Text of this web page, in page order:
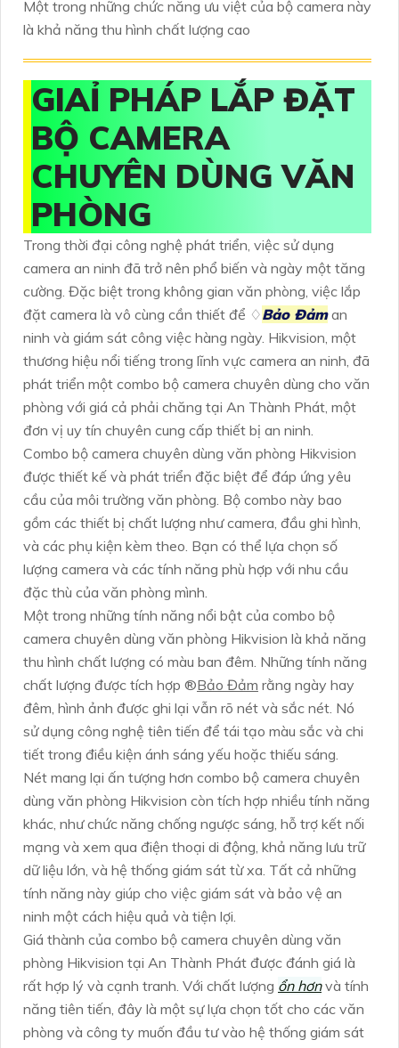
Một trong những chức năng ưu việt của bộ camera này
là khả năng thu hình chất lượng cao
GIAỈ PHÁP LẮP ĐẶT
BỘ CAMERA
CHUYÊN DÙNG VĂN
PHÒNG
Trong thời đại công nghệ phát triển, việc sử dụng
camera an ninh đã trở nên phổ biến và ngày một tăng
cường. Đặc biệt trong không gian văn phòng, việc lắp
đặt camera là vô cùng cần thiết để ♢Bảo Đảman
ninh và giám sát công việc hàng ngày. Hikvision, một
thương hiệu nổi tiếng trong lĩnh vực camera an ninh, đã
phát triển một combo bộ camera chuyên dùng cho văn
phòng với giá cả phải chăng tại An Thành Phát, một
đơn vị uy tín chuyên cung cấp thiết bị an ninh.
Combo bộ camera chuyên dùng văn phòng Hikvision
được thiết kế và phát triển đặc biệt để đáp ứng yêu
cầu của môi trường văn phòng. Bộ combo này bao
gồm các thiết bị chất lượng như camera, đầu ghi hình,
và các phụ kiện kèm theo. Bạn có thể lựa chọn số
lượng camera và các tính năng phù hợp với nhu cầu
đặc thù của văn phòng mình.
Một trong những tính năng nổi bật của combo bộ
camera chuyên dùng văn phòng Hikvision là khả năng
thu hình chất lượng có màu ban đêm. Những tính năng
chất lượng được tích hợp ®️Bảo Đảm rằng ngày hay
đêm, hình ảnh được ghi lại vẫn rõ nét và sắc nét. Nó
sử dụng công nghệ tiên tiến để tái tạo màu sắc và chi
tiết trong điều kiện ánh sáng yếu hoặc thiếu sáng.
Nét mang lại ấn tượng hơn combo bộ camera chuyên
dùng văn phòng Hikvision còn tích hợp nhiều tính năng
khác, như chức năng chống ngược sáng, hỗ trợ kết nối
mạng và xem qua điện thoại di động, khả năng lưu trữ
dữ liệu lớn, và hệ thống giám sát từ xa. Tất cả những
tính năng này giúp cho việc giám sát và bảo vệ an
ninh một cách hiệu quả và tiện lợi.
Giá thành của combo bộ camera chuyên dùng văn
phòng Hikvision tại An Thành Phát được đánh giá là
rất hợp lý và cạnh tranh. Với chất lượng ổn hơnvà tính
năng tiên tiến, đây là một sự lựa chọn tốt cho các văn
phòng và công ty muốn đầu tư vào hệ thống giám sát